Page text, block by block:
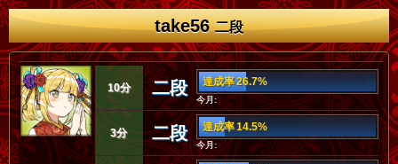
take56二段
10分 二段 達成率 26.7%
今月:
3分 二段 達成率 14.5%
今月: